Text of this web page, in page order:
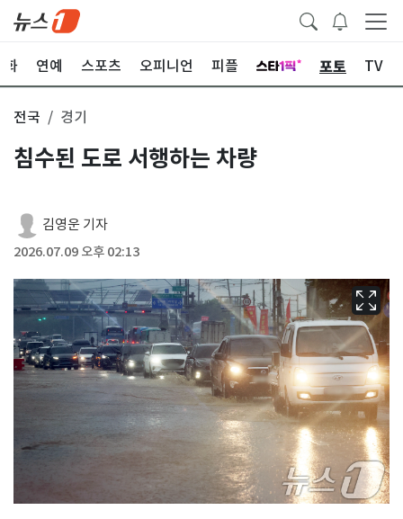
화 연예 스포츠 오피니언 피플 포토 TV
전국 경기
침수된 도로 서행하는 차량
김영운 기자
2026.07.09 오후 02:13